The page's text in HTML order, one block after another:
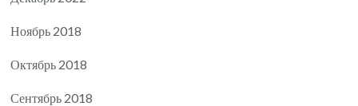
Ноябрь 2018
Октябрь 2018
Сентябрь 2018